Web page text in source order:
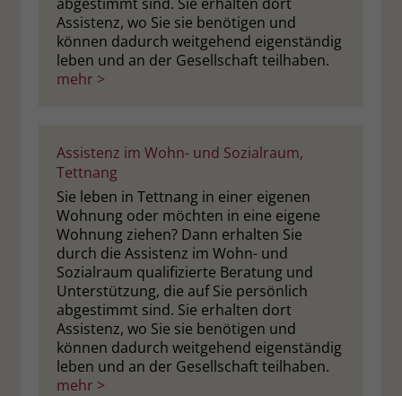
Assistenz, wo Sie sie benötigen und
können dadurch weitgehend eigenständig
leben und an der Gesellschaft teilhaben.
mehr >
Assistenz im Wohn- und Sozialraum,
Tettnang
Sie leben in Tettnang in einer eigenen
Wohnung oder möchten in eine eigene
Wohnung ziehen? Dann erhalten Sie
durch die Assistenz im Wohn- und
Sozialraum qualifizierte Beratung und
Unterstützung, die auf Sie persönlich
abgestimmt sind. Sie erhalten dort
Assistenz, wo Sie sie benötigen und
können dadurch weitgehend eigenständig
leben und an der Gesellschaft teilhaben.
mehr >